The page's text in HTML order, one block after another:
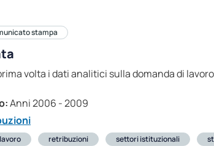
stampa
volta i dati analitici sulla domanda di
Anni 2006 - 2009
lavoro retribuzioni settori istituzionali